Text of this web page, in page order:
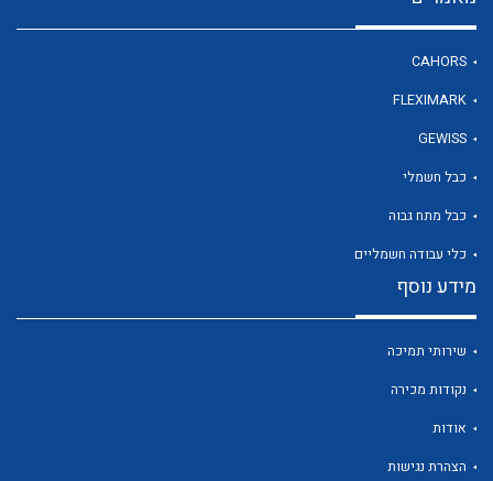
CAHORS
FLEXIMARK
GEWISS
כבל חשמלי
כבל מתח גבוה
כלי עבודה חשמליים
מידע נוסף
שירותי תמיכה
נקודות מכירה
אודות
הצהרת נגישות